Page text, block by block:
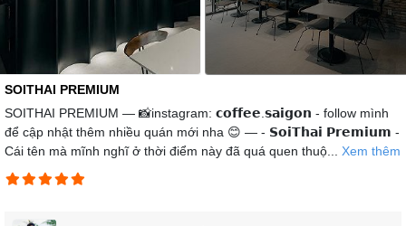
SOITHAI PREMIUM
SOITHAI PREMIUM — 📸instagram: 𝗰𝗼𝗳𝗳𝗲𝗲.𝘀𝗮𝗶𝗴𝗼𝗻 - follow mình
để cập nhật thêm nhiều quán mới nha 😊 — - 𝗦𝗼𝗶𝗧𝗵𝗮𝗶 𝗣𝗿𝗲𝗺𝗶𝘂𝗺 -
Cái tên mà mĩnh nghĩ ở thời điểm này đã quá quen thuộ... Xem thêm